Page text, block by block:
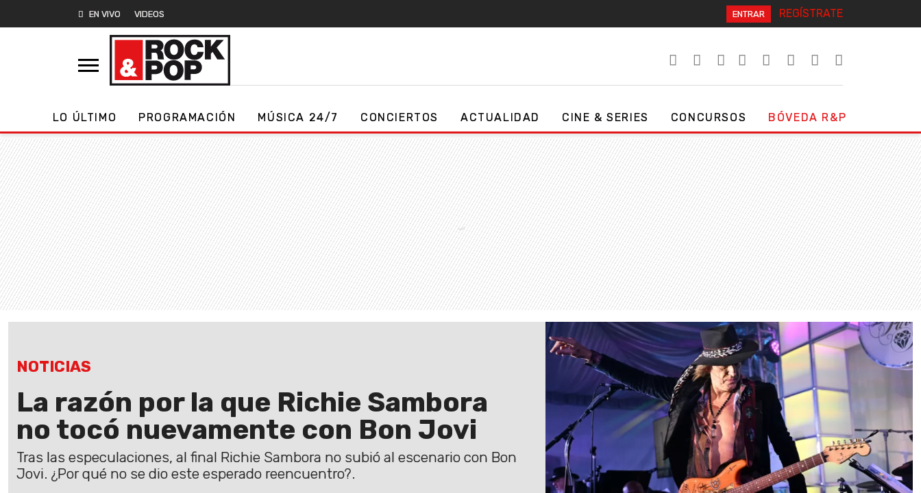
EN VIVO VIDEOS ENTRAR REGÍSTRATE
LO ÚLTIMO PROGRAMACIÓN MÚSICA 24/7 CONCIERTOS ACTUALIDAD CINE & SERIES CONCURSOS BÓVEDA R&P
NOTICIAS
La razón por la que Richie Sambora
no tocó nuevamente con Bon Jovi
Tras las especulaciones, al final Richie Sambora no subió al escenario con Bon
Jovi. ¿Por qué no se dio este esperado reencuentro?.